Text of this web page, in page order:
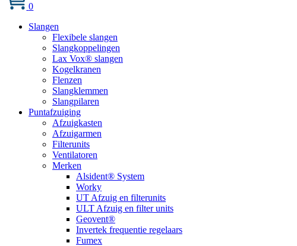
0
Slangen
Flexibele slangen
Slangkoppelingen
Lax Vox® slangen
Kogelkranen
Flenzen
Slangklemmen
Slangpilaren
Puntafzuiging
Afzuigkasten
Afzuigarmen
Filterunits
Ventilatoren
Merken
Alsident® System
Worky
UT Afzuig en filterunits
ULT Afzuig en filter units
Geovent®
Invertek frequentie regelaars
Fumex